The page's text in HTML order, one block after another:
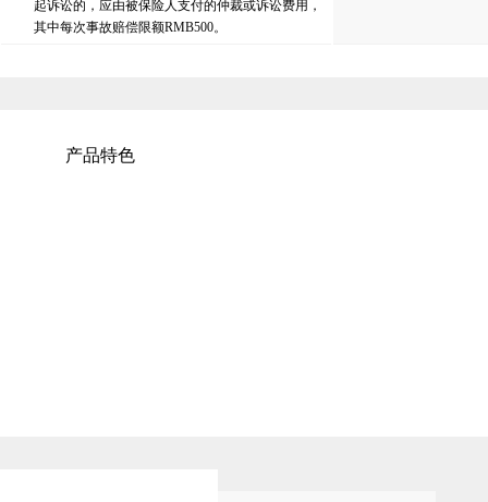
起诉讼的，应由被保险人支付的仲裁或诉讼费用，
其中每次事故赔偿限额RMB500。
产品特色